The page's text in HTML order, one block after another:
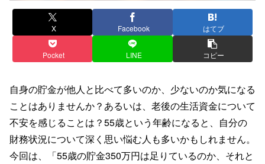
X Facebook はてブ
Pocket LINE コピー
自身の貯金が他人と比べて多いのか、少ないのか気になる
ことはありませんか？あるいは、老後の生活資金について
不安を感じることは？55歳という年齢になると、自分の
財務状況について深く思い悩む人も多いかもしれません。
今回は、「55歳の貯金350万円は足りているのか、それと